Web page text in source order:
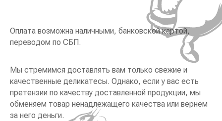
Оплата возможна наличными, банковской картой,
переводом по СБП.
Мы стремимся доставлять вам только свежие и
качественные деликатесы. Однако, если у вас есть
претензии по качеству доставленной продукции, мы
обменяем товар ненадлежащего качества или вернём
за него деньги.